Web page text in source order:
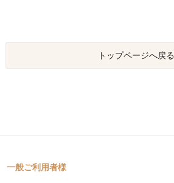
トップページへ戻る
一般ご利用者様